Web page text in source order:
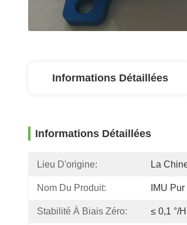
Informations Détaillées
Informations Détaillées
Lieu D'origine: La
Nom Du Produit: IMU Pur
Stabilité À Biais Zéro: ≤ 0,1 °/H